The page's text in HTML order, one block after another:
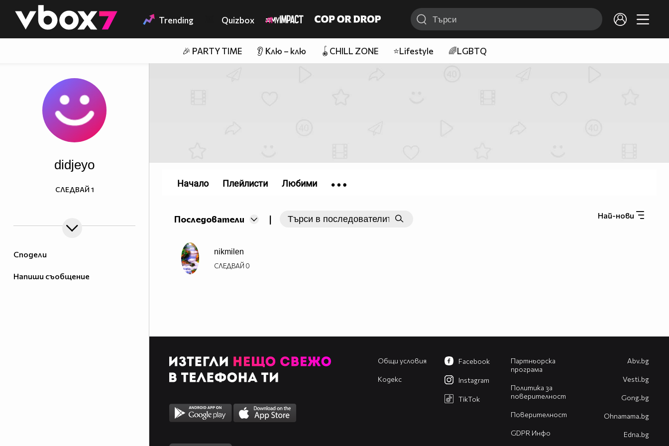
👾 Trending Quizbox
🎉 PARTY TIME 👂 Клю – клю 🪀CHILL ZONE ⭐Lifestyle 🌈LGBTQ
Сподели
Напиши съобщение
didjeyo
СЛЕДВАЙ 1
Последователи | Най-нови
nikmilen
СЛЕДВАЙ 0
Начало Плейлисти Любими
Общи условия
Кодекс
Партньорска
програма
Политика за
поверителност
Поверителност
GDPR Инфо
Facebook
Instagram
TikTok
Abv.bg
Vesti.bg
Gong.bg
Оhnamama.bg
Edna.bg